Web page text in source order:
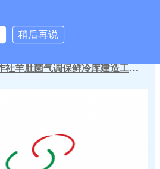
浙江仙居股份经济合作社羊肚菌气调保鲜冷库建造工程案
稍后再说